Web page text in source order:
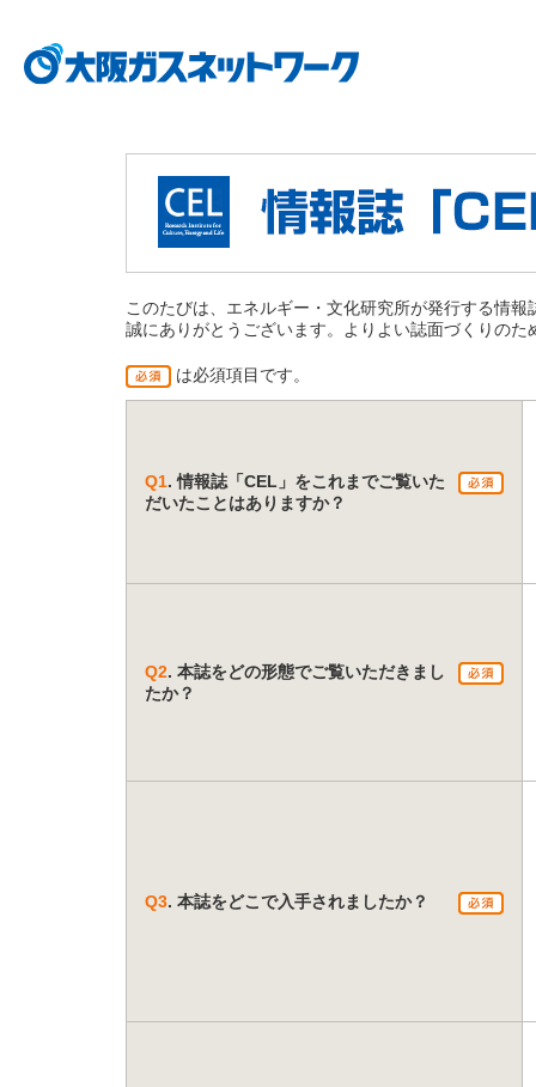
このたびは、エネルギー・文化研究所が発行する情
誠にありがとうございます。よりよい誌面づくりの
は必須項目です。
Q1. 情報誌「CEL」をこれまでご覧いた
だいたことはありますか？
Q2. 本誌をどの形態でご覧いただきまし
たか？
Q3. 本誌をどこで入手されましたか？